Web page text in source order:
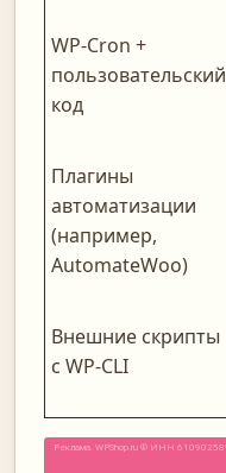
WP-Cron +
пользовательский
код
Плагины
автоматизации
(например,
AutomateWoo)
Внешние скрипты
с WP-CLI